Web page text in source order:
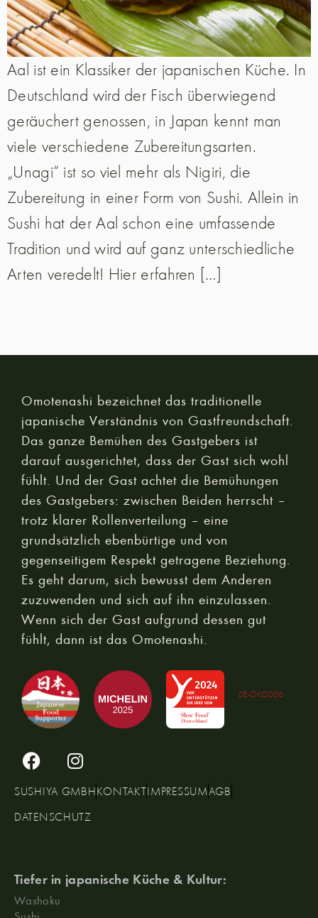
Aal ist ein Klassiker der japanischen Küche. In
Deutschland wird der Fisch überwiegend
geräuchert genossen, in Japan kennt man
viele verschiedene Zubereitungsarten.
„Unagi“ ist so viel mehr als Nigiri, die
Zubereitung in einer Form von Sushi. Allein in
Sushi hat der Aal schon eine umfassende
Tradition und wird auf ganz unterschiedliche
Arten veredelt! Hier erfahren […]
Omotenashi bezeichnet das traditionelle
japanische Verständnis von Gastfreundschaft.
Das ganze Bemühen des Gastgebers ist
darauf ausgerichtet, dass der Gast sich wohl
fühlt. Und der Gast achtet die Bemühungen
des Gastgebers: zwischen Beiden herrscht –
trotz klarer Rollenverteilung – eine
grundsätzlich ebenbürtige und von
gegenseitigem Respekt getragene Beziehung.
Es geht darum, sich bewusst dem Anderen
zuzuwenden und sich auf ihn einzulassen.
Wenn sich der Gast aufgrund dessen gut
fühlt, dann ist das Omotenashi.
DE-ÖKO006
SUSHIYA GMBHKONTAKTIMPRESSUMAGB
DATENSCHUTZ
Tiefer in japanische Küche & Kultur:
Washoku